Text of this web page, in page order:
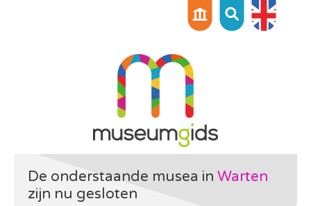
De onderstaande musea in Warten
zijn nu gesloten